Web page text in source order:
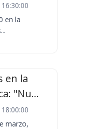
en la
en la
"Nu...
marzo,